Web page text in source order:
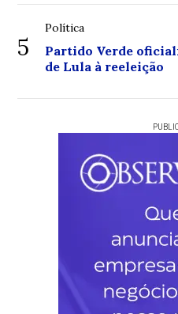
5
Política
Partido Verde
de Lula à reeleição